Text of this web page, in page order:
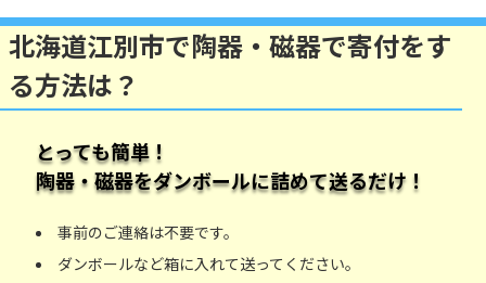
北海道江別市で陶器・磁器で寄付をす
る方法は？
とっても簡単！
陶器・磁器をダンボールに詰めて送るだけ！
事前のご連絡は不要です。
ダンボールなど箱に入れて送ってください。